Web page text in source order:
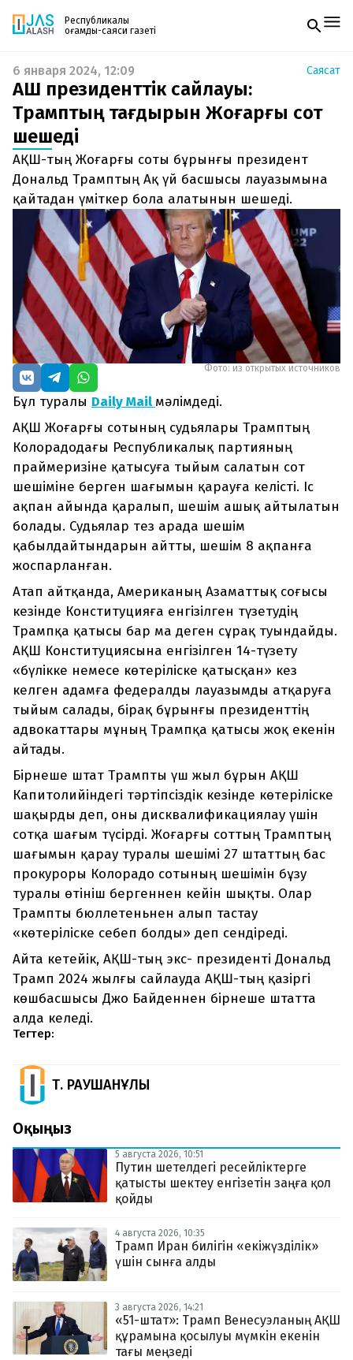
Республикалық
қоғамдық-саяси газеті
Жаңалықтар
Спорт
Live
Руханият
Аймақ
Архив
Заң және тәртіп
Редакциямен байланыс
+7 708 604 51 06
Жарнама бөлімі
+7 701 220 64 52
Пошта
zhasalash100@gmail.com
Газетке жазылу
PDF форматтағы газетті ай сайын электронды
поштаңызға алып отырыңыз. Жаңа нөмір
шыққан сәтте сізге бірден жіберіледі. Тек email
енгізіңіз, біз қалғанын өзіміз жібереміз.
6 января 2024, 12:09 Саясат
АҚШ президенттік сайлауы:
Трамптың тағдырын Жоғарғы сот
шешеді
АҚШ-тың Жоғарғы соты бұрынғы президент
Дональд Трамптың Ақ үй басшысы лауазымына
қайтадан үміткер бола алатынын шешеді.
Фото: из открытых источников
Бұл туралы Daily Mail мәлімдеді.
АҚШ Жоғарғы сотының судьялары Трамптың
Колорадодағы Республикалық партияның
праймеризіне қатысуға тыйым салатын сот
шешіміне берген шағымын қарауға келісті. Іс
ақпан айында қаралып, шешім ашық айтылатын
болады. Судьялар тез арада шешім
қабылдайтындарын айтты, шешім 8 ақпанға
жоспарланған.
Атап айтқанда, Американың Азаматтық соғысы
кезінде Конституцияға енгізілген түзетудің
Трампқа қатысы бар ма деген сұрақ туындайды.
АҚШ Конституциясына енгізілген 14-түзету
«бүлікке немесе көтеріліске қатысқан» кез
келген адамға федералды лауазымды атқаруға
тыйым салады, бірақ бұрынғы президенттің
адвокаттары мұның Трампқа қатысы жоқ екенін
айтады.
Бірнеше штат Трампты үш жыл бұрын АҚШ
Капитолийіндегі тәртіпсіздік кезінде көтеріліске
шақырды деп, оны дисквалификациялау үшін
сотқа шағым түсірді. Жоғарғы соттың Трамптың
шағымын қарау туралы шешімі 27 штаттың бас
прокуроры Колорадо сотының шешімін бұзу
туралы өтініш бергеннен кейін шықты. Олар
Трампты бюллетеньнен алып тастау
«көтеріліске себеп болды» деп сендіреді.
Айта кетейік, АҚШ-тың экс- президенті Дональд
Трамп 2024 жылғы сайлауда АҚШ-тың қазіргі
көшбасшысы Джо Байденнен бірнеше штатта
алда келеді.
Тегтер:
Т. РАУШАНҰЛЫ
Оқыңыз
5 августа 2026, 10:51
Путин шетелдегі ресейліктерге
қатысты шектеу енгізетін заңға қол
қойды
4 августа 2026, 10:35
Трамп Иран билігін «екіжүзділік»
үшін сынға алды
3 августа 2026, 14:21
«51-штат»: Трамп Венесуэланың АҚШ
құрамына қосылуы мүмкін екенін
тағы меңзеді